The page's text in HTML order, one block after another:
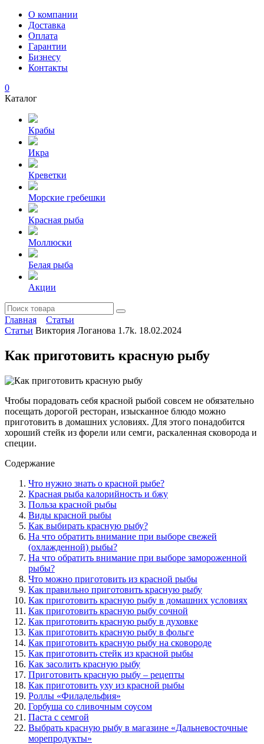
О компании
Доставка
Оплата
Гарантии
Бизнесу
Контакты
0
Каталог
Крабы
Икра
Креветки
Морские гребешки
Красная рыба
Моллюски
Белая рыба
Акции
Главная
Статьи
Статьи Виктория Логанова 1.7k. 18.02.2024
Как приготовить красную рыбу
Чтобы порадовать себя красной рыбой совсем не обязательно
посещать дорогой ресторан, изысканное блюдо можно
приготовить в домашних условиях. Для этого понадобится
хороший стейк из форели или семги, раскаленная сковорода и
специи.
Содержание
Что нужно знать о красной рыбе?
Красная рыба калорийность и бжу
Польза красной рыбы
Виды красной рыбы
Как выбирать красную рыбу?
На что обратить внимание при выборе свежей
(охлажденной) рыбы?
На что обратить внимание при выборе замороженной
рыбы?
Что можно приготовить из красной рыбы
Как правильно приготовить красную рыбу
Как приготовить красную рыбу в домашних условиях
Как приготовить красную рыбу сочной
Как приготовить красную рыбу в духовке
Как приготовить красную рыбу в фольге
Как приготовить красную рыбу на сковороде
Как приготовить стейк из красной рыбы
Как засолить красную рыбу
Приготовить красную рыбу – рецепты
Как приготовить уху из красной рыбы
Роллы «Филадельфия»
Горбуша со сливочным соусом
Паста с семгой
Выбрать красную рыбу в магазине «Дальневосточные
морепродукты»